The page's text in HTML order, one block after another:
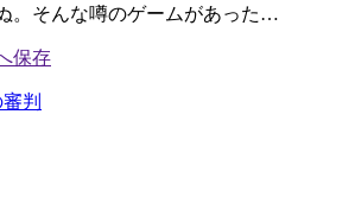
。そんな噂のゲームがあった…